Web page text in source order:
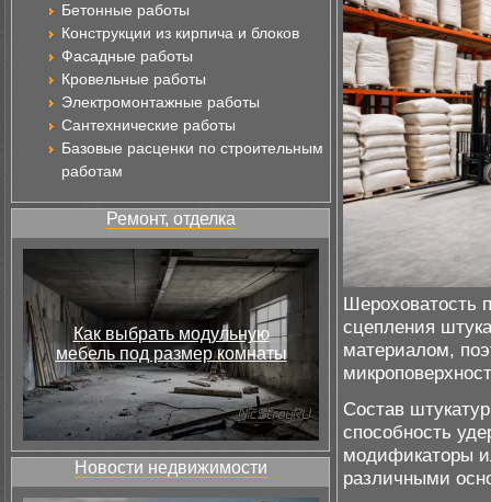
Бетонные работы
Конструкции из кирпича и блоков
Фасадные работы
Кровельные работы
Электромонтажные работы
Сантехнические работы
Базовые расценки по строительным
работам
Ремонт, отделка
Как выбрать модульную
мебель под размер комнаты
Новости недвижимости
Шероховатость
сцепления
материалом,
Состав
способность
модификаторы
различными